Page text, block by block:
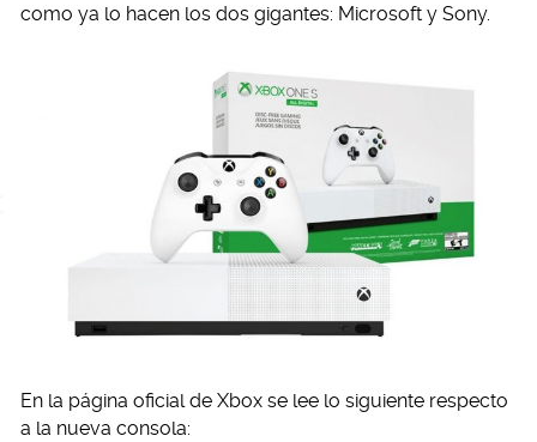
como ya lo hacen los dos gigantes: Microsoft y Sony.
En la página oficial de Xbox se lee lo siguiente respecto
a la nueva consola: